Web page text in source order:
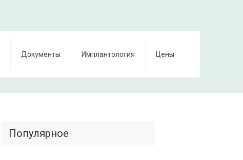
Документы Имплантология Цены
Популярное